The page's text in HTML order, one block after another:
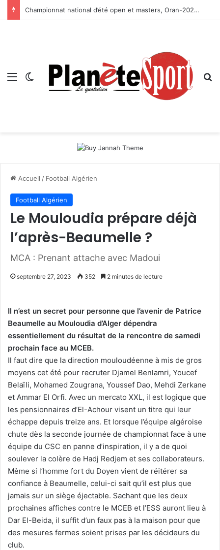
Championnat national d’été open et masters, Oran-2026 — Le CRB s’adjuge le titre
Menu Switch skin
Accueil / Football Algérien
Football Algérien
Le Mouloudia prépare déjà
l’après-Beaumelle ?
MCA : Prenant attache avec Madoui
septembre 27, 2023 352 2 minutes de lecture
Il n’est un secret pour personne que l’avenir de Patrice
Beaumelle au Mouloudia d’Alger dépendra
essentiellement du résultat de la rencontre de samedi
prochain face au MCEB.
Il faut dire que la direction mouloudéenne à mis de gros
moyens cet été pour recruter Djamel Benlamri, Youcef
Belaïli, Mohamed Zougrana, Youssef Dao, Mehdi Zerkane
et Ammar El Orfi. Avec un mercato XXL, il est logique que
les pensionnaires d’El-Achour visent un titre qui leur
échappe depuis treize ans. Et lorsque l’équipe algéroise
chute dès la seconde journée de championnat face à une
équipe du CSC en panne d’inspiration, il y a de quoi
soulever la colère de Hadj Redjem et ses collaborateurs.
Même si l’homme fort du Doyen vient de réitérer sa
confiance à Beaumelle, celui-ci sait qu’il est plus que
jamais sur un siège éjectable. Sachant que les deux
prochaines affiches contre le MCEB et l’ESS auront lieu à
Dar El-Beida, il suffit d’un faux pas à la maison pour que
des mesures fermes soient prises par les décideurs du
club.